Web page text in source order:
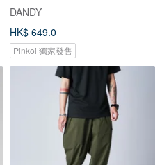
DANDY
HK$ 649.0
Pinkoi 獨家發售